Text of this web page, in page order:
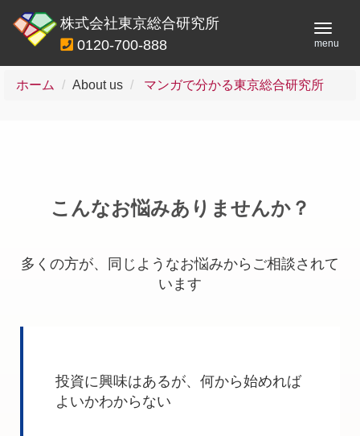
menu
株式会社東京総合研究所
0120-700-888
ホーム About us マンガで分かる東京総合研究所
こんなお悩みありませんか？
多くの方が、同じようなお悩みからご相談されて
います
投資に興味はあるが、何から始めれば
よいかわからない